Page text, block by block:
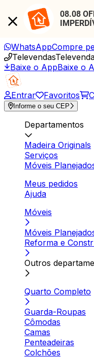
08.08
WhatsAppCompre
Televendas
Baixe o AppBaixe o
Entrar Favoritos
Informe o seu CEP
Departamentos
Madeira Originals
Serviços
Móveis
Meus pedidos
Ajuda
Móveis
Móveis
Reforma e
Outros
Quarto Completo
Guarda-Roupas
Cômodas
Camas
Penteadeiras
Colchões